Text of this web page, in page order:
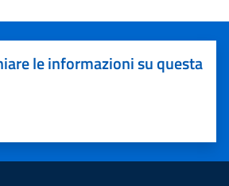
le informazioni su questa
5 stelle su 5
stelle su 5
su 5
5